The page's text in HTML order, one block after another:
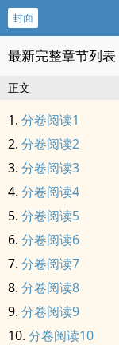
封面
最新完整章节列表
正文
分卷阅读1
分卷阅读2
分卷阅读3
分卷阅读4
分卷阅读5
分卷阅读6
分卷阅读7
分卷阅读8
分卷阅读9
分卷阅读10